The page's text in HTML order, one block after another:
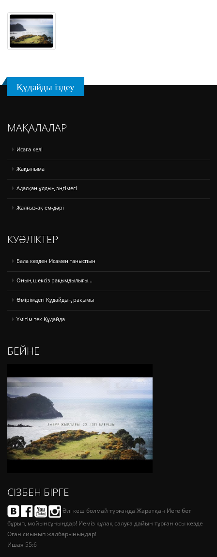
Құдайды іздеу
МАҚАЛАЛАР
Исаға кел!
Жақыныма
Адасқан ұлдың әңгімесі
Жалғыз-ақ ем-дәрі
КУӘЛІКТЕР
Бала кезден Исамен таныспын
Оның шексіз рақымдылығы...
Өмірімдегі Құдайдың рақымы
Үмітім тек Құдайда
БЕЙНЕ
СІЗБЕН БІРГЕ
Әлі кеш болмай тұрғанда Жаратқан Иеге бет
бұрып, мойынсұныңдар! Иеміз құлақ салуға дайын тұрған осы кезде
Оған сиынып жалбарыныңдар!
Ишая 55:6